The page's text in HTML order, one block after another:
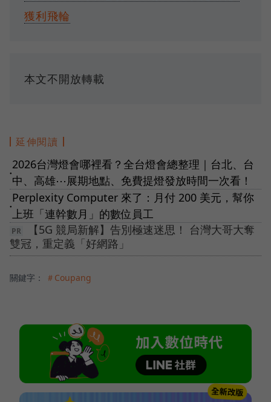
獲利飛輪
本文不開放轉載
延伸閱讀
●
2026台灣燈會哪裡看？全台燈會總整理｜台北、台
中、高雄⋯展期地點、免費提燈發放時間一次看！
●
Perplexity Computer 來了：月付 200 美元，幫你
上班「連幹數月」的數位員工
【5G 競局新解】告別極速迷思！ 台灣大哥大奪
雙冠，重定義「好網路」
關鍵字： ＃Coupang